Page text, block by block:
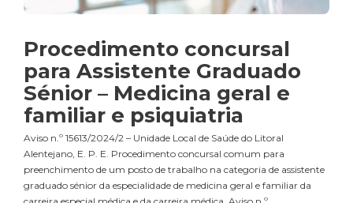
Procedimento concursal
para Assistente Graduado
Sénior – Medicina geral e
familiar e psiquiatria
Aviso n.º 15613/2024/2 – Unidade Local de Saúde do Litoral
Alentejano, E. P. E. Procedimento concursal comum para
preenchimento de um posto de trabalho na categoria de assistente
graduado sénior da especialidade de medicina geral e familiar da